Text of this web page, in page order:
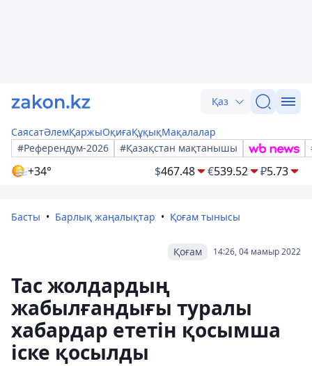
Қаз
СаясатӘлемҚаржыОқиғаҚұқықМақалалар
#Референдум-2026
#Қазақстан мақтанышы
+34° $467.48 €539.52 ₽5.73
Басты Барлық жаңалықтар Қоғам тынысы
14:26, 04 мамыр 2022
Қоғам
Тас жолдардың
жабылғандығы туралы
хабардар ететін қосымша
іске қосылды